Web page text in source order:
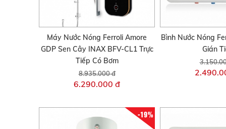
Máy Nước Nóng Ferroli Amore
GDP Sen Cây INAX BFV-CL1 Trực
Tiếp Có Bơm
8.935.000 đ
6.290.000 đ
Bình Nước Nóng
Gián
-19%